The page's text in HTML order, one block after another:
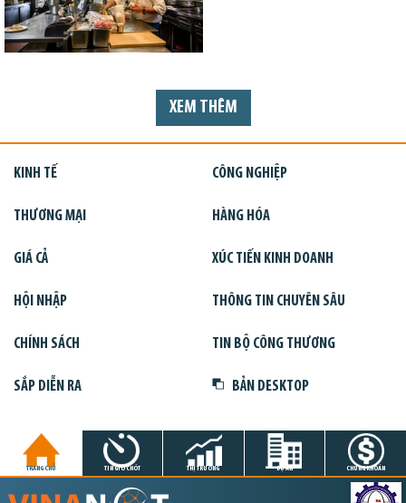
XEM THÊM
KINH TẾ CÔNG NGHIỆP
THƯƠNG MẠI HÀNG HÓA
GIÁ CẢ XÚC TIẾN KINH DOANH
HỘI NHẬP THÔNG TIN CHUYÊN SÂU
CHÍNH SÁCH TIN BỘ CÔNG THƯƠNG
SẮP DIỄN RA BẢN DESKTOP
TRANG CHỦ TIN GIỜ CHÓT THỊ TRƯỜNG DỰ ÁN CHỨNG KHOÁN